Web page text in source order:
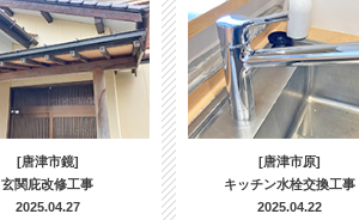
[唐津市鏡]
玄関庇改修工事
2025.04.27
[唐津市原]
キッチン水栓交換工事
2025.04.22